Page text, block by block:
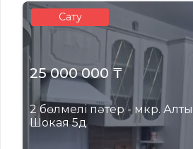
Сату
25 000 000 ₸
2 бөлмелі пәтер - мкр.
Шокая 5д